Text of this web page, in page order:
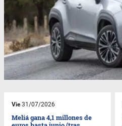
Vie31/07/2026
Meliá gana 4,1 millones de